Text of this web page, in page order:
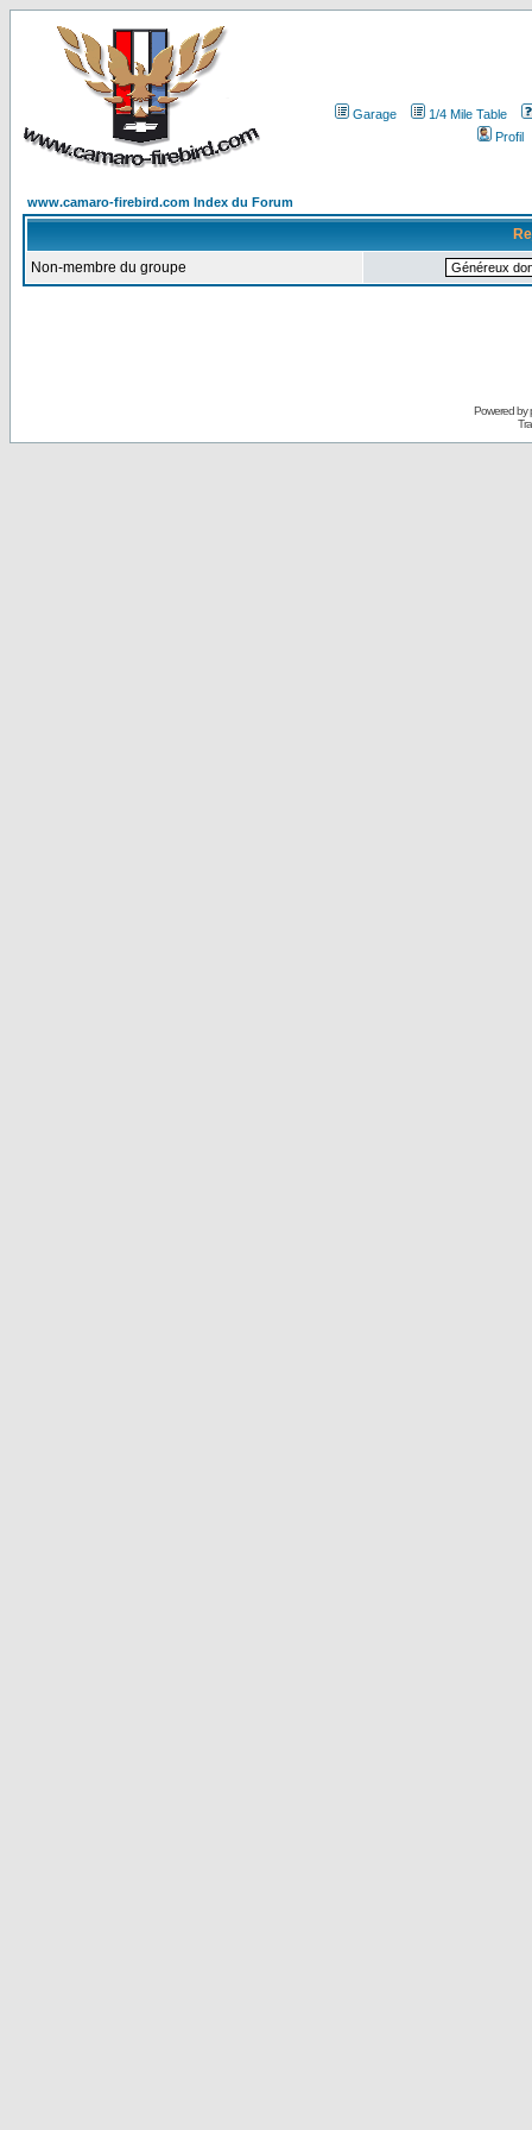
Garage
1/4 Mile Table
Profil
www.camaro-firebird.com Index du Forum
Non-membre du groupe
Powered by